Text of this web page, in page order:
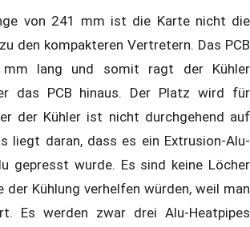
von 241 mm ist die Karte nicht die
den kompakteren Vertretern. Das PCB
lang und somit ragt der Kühler
das PCB hinaus. Der Platz wird für
der Kühler ist nicht durchgehend auf
liegt daran, dass es ein Extrusion-Alu-
gepresst wurde. Es sind keine Löcher
Kühlung verhelfen würden, weil man
Es werden zwar drei Alu-Heatpipes